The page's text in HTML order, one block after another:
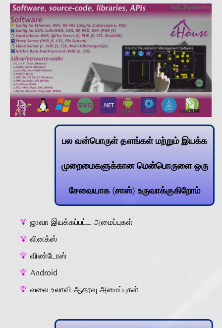
பல வன்பொருள் தளங்கள் மற்றும் இயக்க
முறைமைகளுக்கான மென்பொருளை ஒரு
சேவையாக (சாஸ்) உருவாக்குகிறோம்
ஜாவா இயக்கப்பட்ட அமைப்புகள்
லினக்ஸ்
விண்டோஸ்
Android
வலை உலாவி ஆதரவு அமைப்புகள்